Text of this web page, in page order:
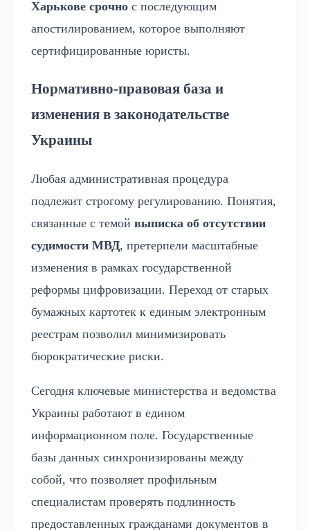
Харькове срочно с последующим
апостилированием, которое выполняют
сертифицированные юристы.
Нормативно-правовая база и
изменения в законодательстве
Украины
Любая административная процедура
подлежит строгому регулированию. Понятия,
связанные с темой выписка об отсутствии
судимости МВД, претерпели масштабные
изменения в рамках государственной
реформы цифровизации. Переход от старых
бумажных картотек к единым электронным
реестрам позволил минимизировать
бюрократические риски.
Сегодня ключевые министерства и ведомства
Украины работают в едином
информационном поле. Государственные
базы данных синхронизированы между
собой, что позволяет профильным
специалистам проверять подлинность
предоставленных гражданами документов в